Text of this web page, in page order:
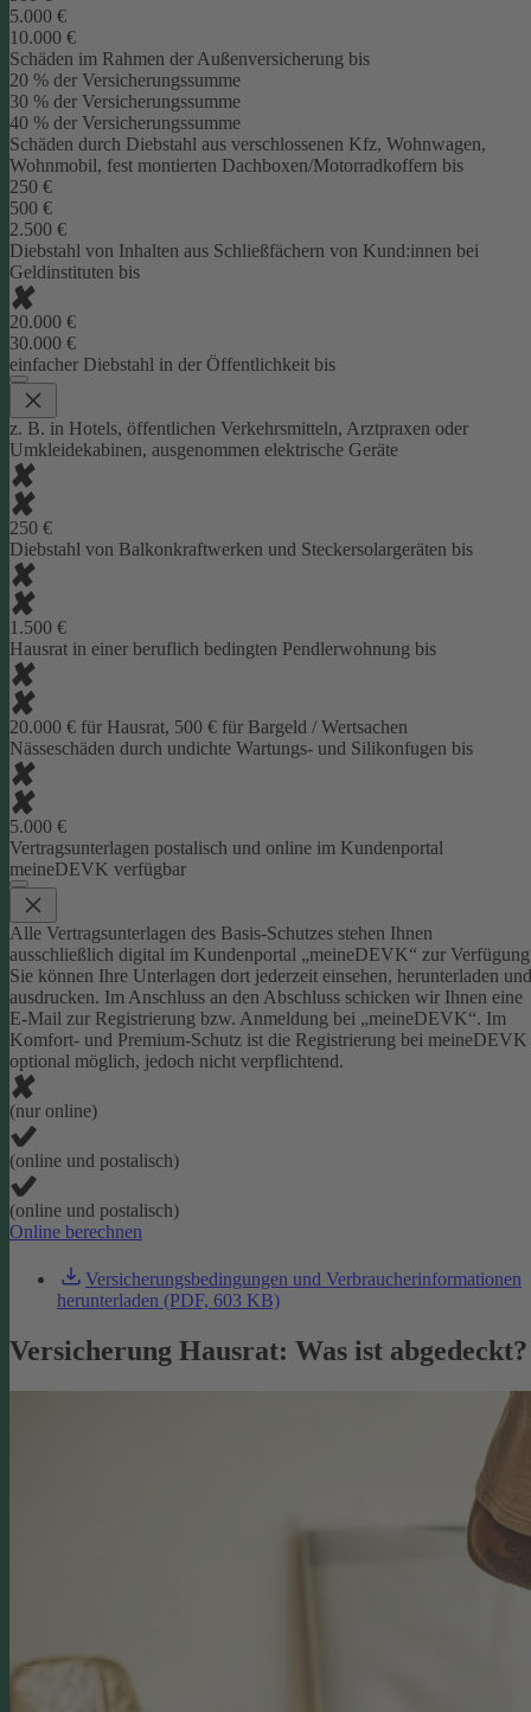
5.000 €
10.000 €
Schäden im Rahmen der Außenversicherung bis
20 % der Versicherungssumme
30 % der Versicherungssumme
40 % der Versicherungssumme
Schäden durch Diebstahl aus verschlossenen Kfz, Wohnwagen,
Wohnmobil, fest montierten Dachboxen/Motorradkoffern bis
250 €
500 €
2.500 €
Diebstahl von Inhalten aus Schließfächern von Kund:innen bei
Geldinstituten bis
20.000 €
30.000 €
einfacher Diebstahl in der Öffentlichkeit bis
z. B. in Hotels, öffentlichen Verkehrsmitteln, Arztpraxen oder
Umkleidekabinen, ausgenommen elektrische Geräte
250 €
Diebstahl von Balkonkraftwerken und Steckersolargeräten bis
1.500 €
Hausrat in einer beruflich bedingten Pendlerwohnung bis
20.000 € für Hausrat, 500 € für Bargeld / Wertsachen
Nässeschäden durch undichte Wartungs- und Silikonfugen bis
5.000 €
Vertragsunterlagen postalisch und online im Kundenportal
meineDEVK verfügbar
Alle Vertragsunterlagen des Basis-Schutzes stehen Ihnen
ausschließlich digital im Kundenportal „meineDEVK“ zur
Sie können Ihre Unterlagen dort jederzeit einsehen, herunterladen und
ausdrucken. Im Anschluss an den Abschluss schicken wir Ihnen eine
E-Mail zur Registrierung bzw. Anmeldung bei „meineDEVK“. Im
Komfort- und Premium-Schutz ist die Registrierung bei meineDEVK
optional möglich, jedoch nicht verpflichtend.
(nur online)
(online und postalisch)
(online und postalisch)
Online berechnen
Versicherungsbedingungen und Verbraucherinformationen
herunterladen (PDF, 603 KB)
Versicherung Hausrat: Was ist abgedeckt?